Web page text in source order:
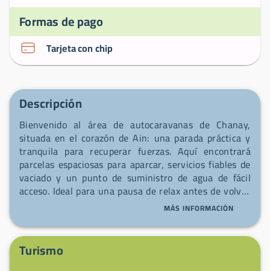
Formas de pago
Tarjeta con chip
Descripción
Bienvenido al área de autocaravanas de Chanay,
situada en el corazón de Ain: una parada práctica y
tranquila para recuperar fuerzas. Aquí encontrará
parcelas espaciosas para aparcar, servicios fiables de
vaciado y un punto de suministro de agua de fácil
acceso. Ideal para una pausa de relax antes de volver
a la carretera, le recibe con sencillez y cordialidad.
MÁS INFORMACIÓN
Turismo